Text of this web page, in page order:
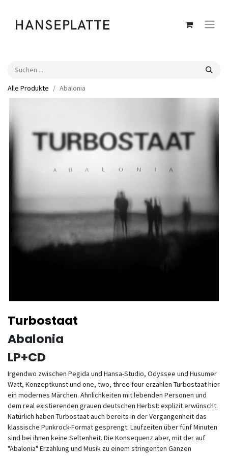
Alle Produkte Abalonia
Turbostaat
Abalonia
LP+CD
Irgendwo zwischen Pegida und Hansa-Studio, Odyssee und Husumer
Watt, Konzeptkunst und one, two, three four erzählen Turbostaat hier
ein modernes Märchen. Ähnlichkeiten mit lebenden Personen und
dem real existierenden grauen deutschen Herbst: explizit erwünscht.
Natürlich haben Turbostaat auch bereits in der Vergangenheit das
klassische Punkrock-Format gesprengt. Laufzeiten über fünf Minuten
sind bei ihnen keine Seltenheit. Die Konsequenz aber, mit der auf
"Abalonia" Erzählung und Musik zu einem stringenten Ganzen